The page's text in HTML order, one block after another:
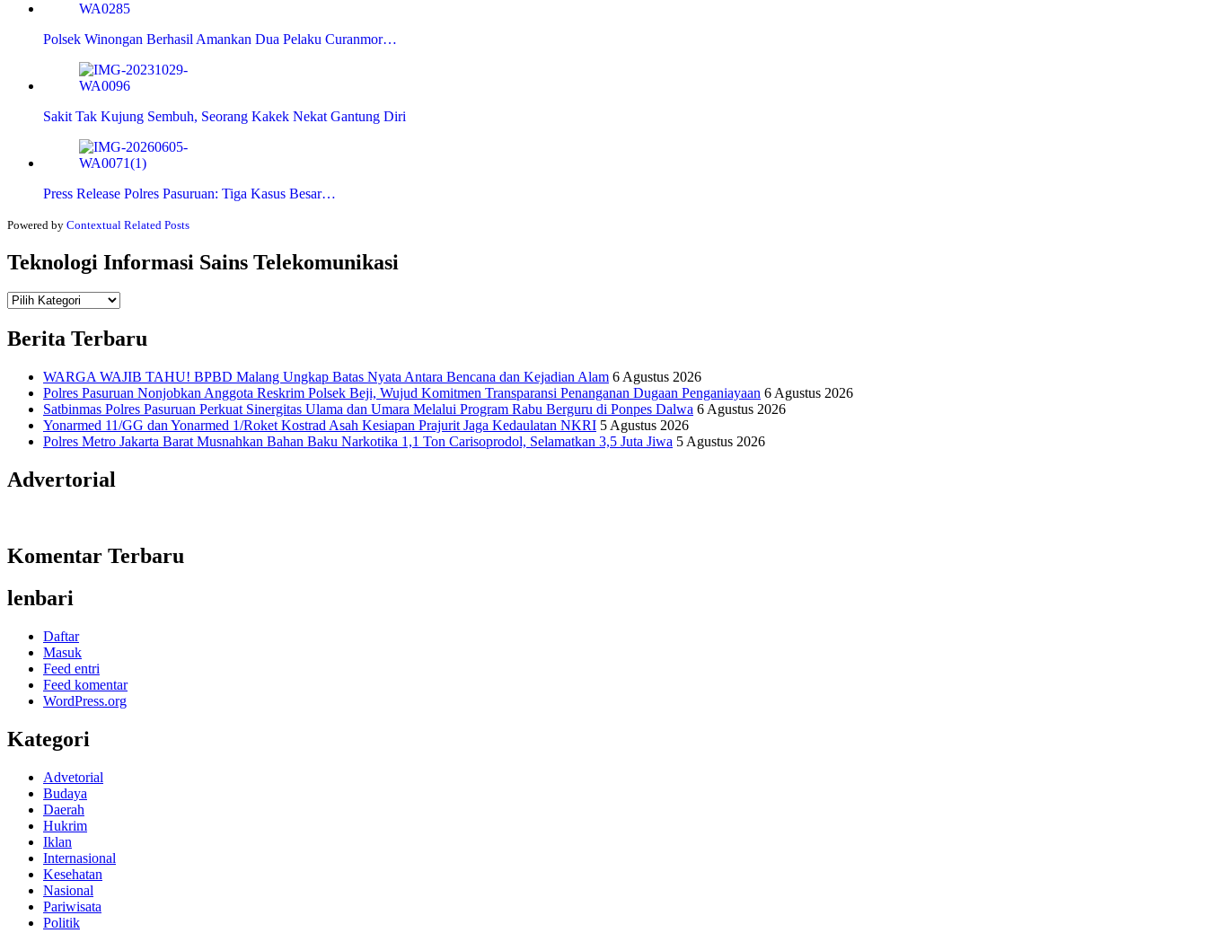
Polsek Winongan Berhasil Amankan Dua Pelaku Curanmor…
Sakit Tak Kujung Sembuh, Seorang Kakek Nekat Gantung Diri
Press Release Polres Pasuruan: Tiga Kasus Besar…
Powered by Contextual Related Posts
Teknologi Informasi Sains Telekomunikasi
Teknologi
Berita Terbaru
WARGA WAJIB TAHU! BPBD Malang Ungkap Batas Nyata Antara Bencana dan Kejadian Alam 6 Agustus 2026
Polres Pasuruan Nonjobkan Anggota Reskrim Polsek Beji, Wujud Komitmen Transparansi Penanganan Dugaan Penganiayaan 6 Agustus 2026
Satbinmas Polres Pasuruan Perkuat Sinergitas Ulama dan Umara Melalui Program Rabu Berguru di Ponpes Dalwa 6 Agustus 2026
Yonarmed 11/GG dan Yonarmed 1/Roket Kostrad Asah Kesiapan Prajurit Jaga Kedaulatan NKRI 5 Agustus 2026
Polres Metro Jakarta Barat Musnahkan Bahan Baku Narkotika 1,1 Ton Carisoprodol, Selamatkan 3,5 Juta Jiwa 5 Agustus 2026
Advertorial
Komentar Terbaru
lenbari
Daftar
Masuk
Feed entri
Feed komentar
WordPress.org
Kategori
Advetorial
Budaya
Daerah
Hukrim
Iklan
Internasional
Kesehatan
Nasional
Pariwisata
Politik